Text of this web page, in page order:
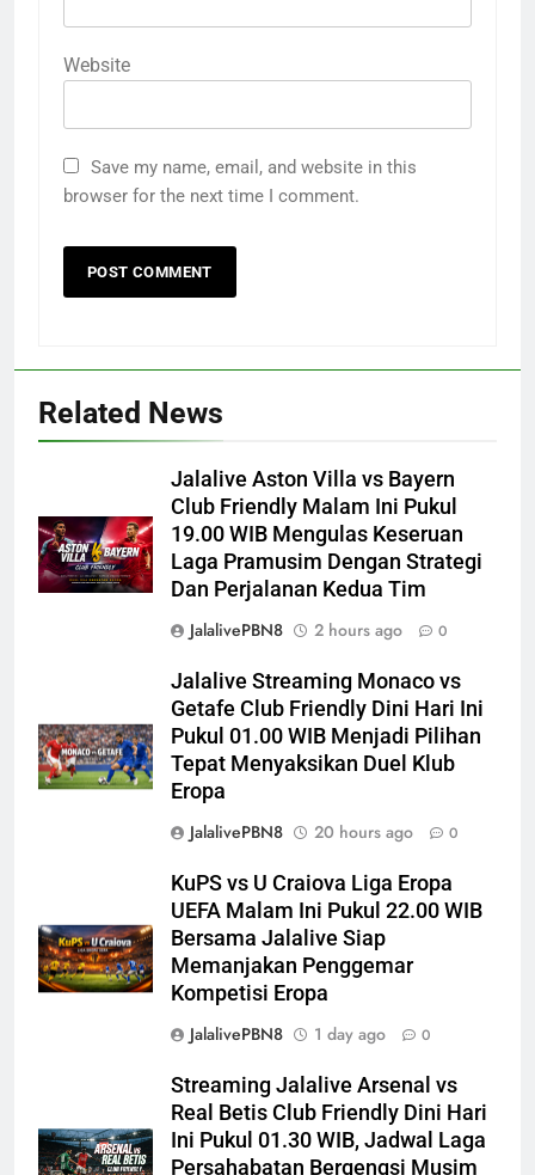
Website
Save my name, email, and website in this
browser for the next time I comment.
Related News
Jalalive Aston Villa vs Bayern
Club Friendly Malam Ini Pukul
19.00 WIB Mengulas Keseruan
Laga Pramusim Dengan Strategi
Dan Perjalanan Kedua Tim
JalalivePBN8
2 hours ago 0
Jalalive Streaming Monaco vs
Getafe Club Friendly Dini Hari Ini
Pukul 01.00 WIB Menjadi Pilihan
Tepat Menyaksikan Duel Klub
Eropa
JalalivePBN8
20 hours ago 0
KuPS vs U Craiova Liga Eropa
UEFA Malam Ini Pukul 22.00 WIB
Bersama Jalalive Siap
Memanjakan Penggemar
Kompetisi Eropa
JalalivePBN8
1 day ago 0
Streaming Jalalive Arsenal vs
Real Betis Club Friendly Dini Hari
Ini Pukul 01.30 WIB, Jadwal Laga
Persahabatan Bergengsi Musim